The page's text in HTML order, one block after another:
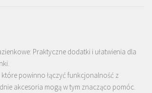
Praktyczne dodatki i ułatwienia dla
powinno łączyć funkcjonalność z
akcesoria mogą w tym znacząco pomóc.